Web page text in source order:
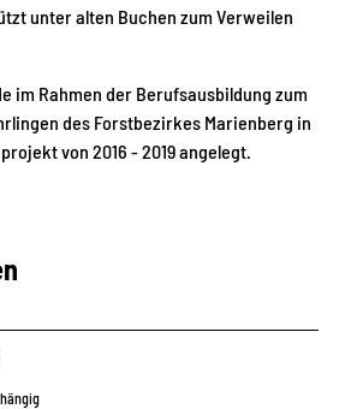
unter alten Buchen zum Verweilen
im Rahmen der Berufsausbildung zum
des Forstbezirkes Marienberg in
von 2016 - 2019 angelegt.